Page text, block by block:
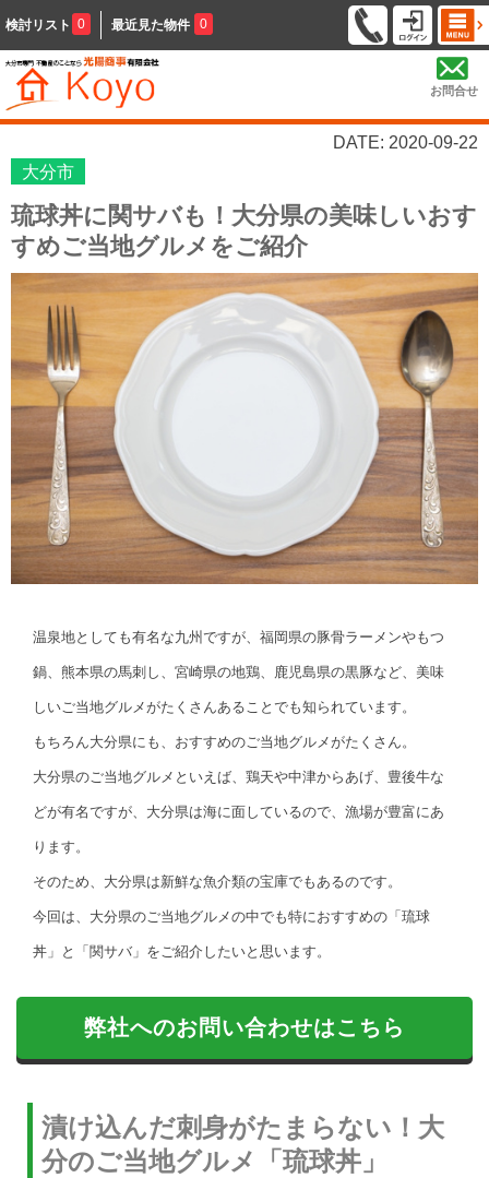
検討リスト 0 最近見た物件 0
お問合せ
DATE: 2020-09-22
大分市
琉球丼に関サバも！大分県の美味しいおす
すめご当地グルメをご紹介
温泉地としても有名な九州ですが、福岡県の豚骨ラーメンやもつ
鍋、熊本県の馬刺し、宮崎県の地鶏、鹿児島県の黒豚など、美味
しいご当地グルメがたくさんあることでも知られています。
もちろん大分県にも、おすすめのご当地グルメがたくさん。
大分県のご当地グルメといえば、鶏天や中津からあげ、豊後牛な
どが有名ですが、大分県は海に面しているので、漁場が豊富にあ
ります。
そのため、大分県は新鮮な魚介類の宝庫でもあるのです。
今回は、大分県のご当地グルメの中でも特におすすめの「琉球
丼」と「関サバ」をご紹介したいと思います。
弊社へのお問い合わせはこちら
漬け込んだ刺身がたまらない！大
分のご当地グルメ「琉球丼」